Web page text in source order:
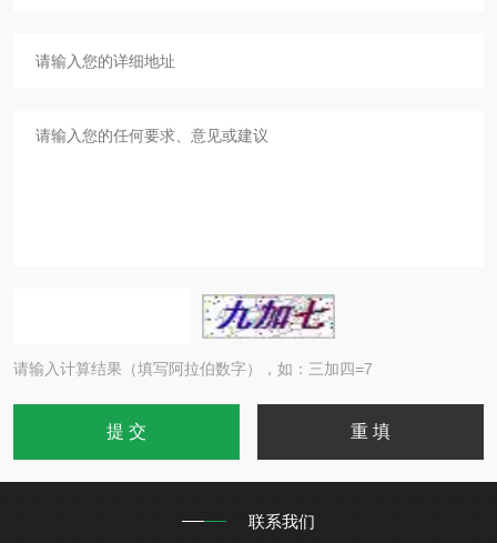
请输入计算结果（填写阿拉伯数字），如：三加四=7
联系我们